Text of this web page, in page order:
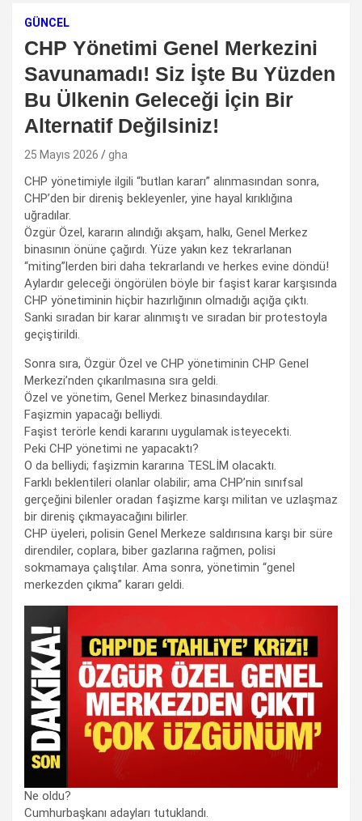
GÜNCEL
CHP Yönetimi Genel Merkezini
Savunamadı! Siz İşte Bu Yüzden
Bu Ülkenin Geleceği İçin Bir
Alternatif Değilsiniz!
25 Mayıs 2026 gha
CHP yönetimiyle ilgili “butlan kararı” alınmasından sonra,
CHP’den bir direniş bekleyenler, yine hayal kırıklığına
uğradılar.
Özgür Özel, kararın alındığı akşam, halkı, Genel Merkez
binasının önüne çağırdı. Yüze yakın kez tekrarlanan
“miting”lerden biri daha tekrarlandı ve herkes evine döndü!
Aylardır geleceği öngörülen böyle bir faşist karar karşısında
CHP yönetiminin hiçbir hazırlığının olmadığı açığa çıktı.
Sanki sıradan bir karar alınmıştı ve sıradan bir protestoyla
geçiştirildi.
Sonra sıra, Özgür Özel ve CHP yönetiminin CHP Genel
Merkezi’nden çıkarılmasına sıra geldi.
Özel ve yönetim, Genel Merkez binasındaydılar.
Faşizmin yapacağı belliydi.
Faşist terörle kendi kararını uygulamak isteyecekti.
Peki CHP yönetimi ne yapacaktı?
O da belliydi; faşizmin kararına TESLİM olacaktı.
Farklı beklentileri olanlar olabilir; ama CHP’nin sınıfsal
gerçeğini bilenler oradan faşizme karşı militan ve uzlaşmaz
bir direniş çıkmayacağını bilirler.
CHP üyeleri, polisin Genel Merkeze saldırısına karşı bir süre
direndiler, coplara, biber gazlarına rağmen, polisi
sokmamaya çalıştılar. Ama sonra, yönetimin “genel
merkezden çıkma” kararı geldi.
Ne oldu?
Cumhurbaşkanı adayları tutuklandı.